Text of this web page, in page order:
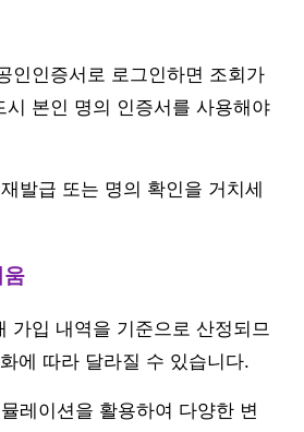
인인증서로 로그인하면 조회가
시 본인 명의 인증서를 사용해야
발급 또는 명의 확인을 거치세
움
가입 내역을 기준으로 산정되므
에 따라 달라질 수 있습니다.
레이션을 활용하여 다양한 변